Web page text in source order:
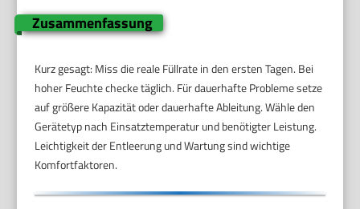
Zusammenfassung
Kurz gesagt: Miss die reale Füllrate in den ersten Tagen. Bei
hoher Feuchte checke täglich. Für dauerhafte Probleme setze
auf größere Kapazität oder dauerhafte Ableitung. Wähle den
Gerätetyp nach Einsatztemperatur und benötigter Leistung.
Leichtigkeit der Entleerung und Wartung sind wichtige
Komfortfaktoren.